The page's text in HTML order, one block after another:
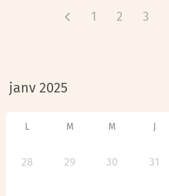
1 2 3
L M M J
28 29 30 31